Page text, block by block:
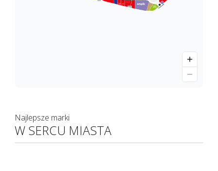
Najlepsze marki
W SERCU MIASTA